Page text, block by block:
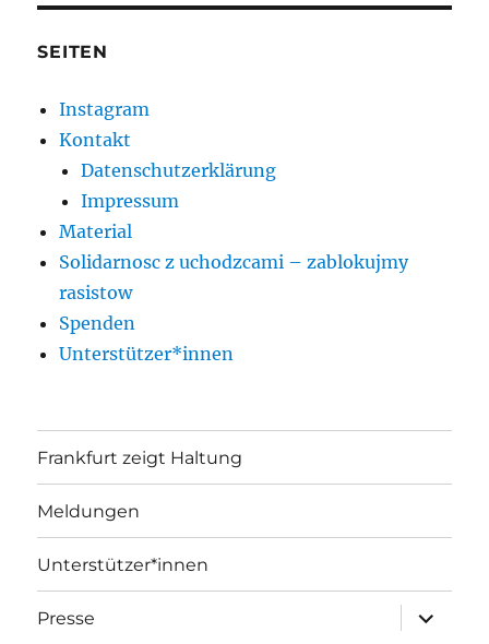
SEITEN
Instagram
Kontakt
Datenschutzerklärung
Impressum
Material
Solidarnosc z uchodzcami – zablokujmy
rasistow
Spenden
Unterstützer*innen
Frankfurt zeigt Haltung
Meldungen
Unterstützer*innen
Presse
anzeigen